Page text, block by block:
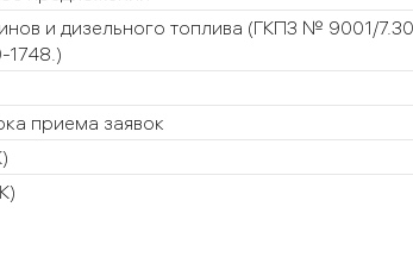
и дизельного топлива (ГКПЗ № 9001/
1748.)
приема заявок